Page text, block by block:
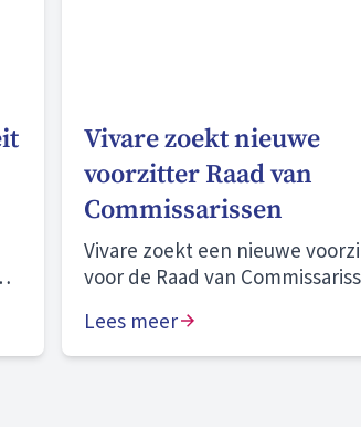
Vivare zoekt nieuwe
voorzitter Raad van
Commissarissen
Vivare zoekt een nieuwe
voor de Raad van
Lees meer